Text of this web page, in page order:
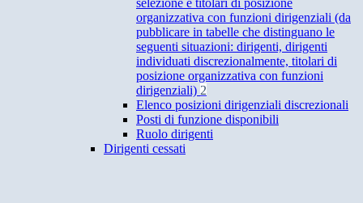
selezione e titolari di posizione
organizzativa con funzioni dirigenziali (da
pubblicare in tabelle che distinguano le
seguenti situazioni: dirigenti, dirigenti
individuati discrezionalmente, titolari di
posizione organizzativa con funzioni
dirigenziali) 2
Elenco posizioni dirigenziali discrezionali
Posti di funzione disponibili
Ruolo dirigenti
Dirigenti cessati